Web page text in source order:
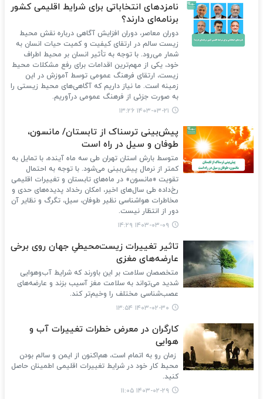
نامزدهای انتخاباتی برای شرایط اقلیمی کشور
برنامه‌ای دارند؟
دوران معاصر، دوران افزایش آگاهی درباره نقش محیط
زیست سالم در ارتقای کیفیت و کمیت حیات انسان به
شمار می‌رود. با توجه به تأثیر انسان بر محیط اطراف
خود، یکی از مهم‌ترین اقدامات برای رفع مشکلات محیط
زیست، ارتقای فرهنگ عمومی توسط آموزش در این
زمینه است. ما نیاز داریم که آگاهی‌های محیط زیستی را
به صورت جزئی از فرهنگ عمومی درآوریم.
۱۴۰۳-۰۳-۲۱ ۱۳:۲۶
پیش‌بینی ترسناک از تابستان/ مانسون،
طوفان و سیل در راه است
متوسط بارش استان تهران طی سه ماه آینده، با تمایل به
کمتر از نرمال پیش‌بینی می‌شود. با توجه به احتمال
تقویت «مانسون» در ماه‌های تابستان و تغییرات اقلیمی
رخ‌داده طی سال‌های اخیر، امکان رخداد پدیده‌های حدی و
مخاطرات هواشناسی نظیر طوفان، سیل، تگرگ و نظایر آن
دور از انتظار نیست.
۱۴۰۳-۰۳-۰۹ ۱۴:۲۹
تاثیر تغییرات زیست‌محیطیِ جهان روی برخی
عارضه‌های مغزی
متخصصان سلامت بر این باورند که شرایط آب‌وهوایی
شدید می‌تواند به سلامت مغز آسیب بزند و عارضه‌های
عصب‌شناسی مختلف را وخیم‌تر کند.
۱۴۰۳-۰۲-۳۰ ۱۳:۵۴
کارگران در معرض خطرات تغییرات آب و
هوایی
زمان رو به اتمام است، هم‌اکنون از ایمن و سالم بودن
محیط کار خود در شرایط تغییرات اقلیمی اطمینان حاصل
کنید.
۱۴۰۳-۰۲-۲۹ ۱۱:۰۵